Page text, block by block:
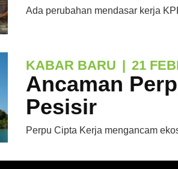
Ada perubahan mendasar kerja
KABAR BARU | 21
Ancaman
Pesisir
Perpu Cipta Kerja mengancam